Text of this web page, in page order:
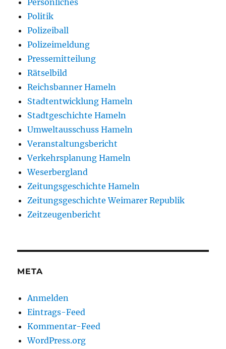
Persönliches
Politik
Polizeiball
Polizeimeldung
Pressemitteilung
Rätselbild
Reichsbanner Hameln
Stadtentwicklung Hameln
Stadtgeschichte Hameln
Umweltausschuss Hameln
Veranstaltungsbericht
Verkehrsplanung Hameln
Weserbergland
Zeitungsgeschichte Hameln
Zeitungsgeschichte Weimarer Republik
Zeitzeugenbericht
META
Anmelden
Eintrags-Feed
Kommentar-Feed
WordPress.org